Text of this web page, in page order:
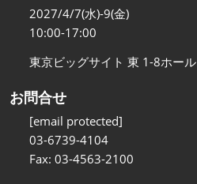
2027/4/7(水)-9(金)
10:00-17:00
東京ビッグサイト 東 1-8ホール
お問合せ
[email protected]
03-6739-4104
Fax: 03-4563-2100